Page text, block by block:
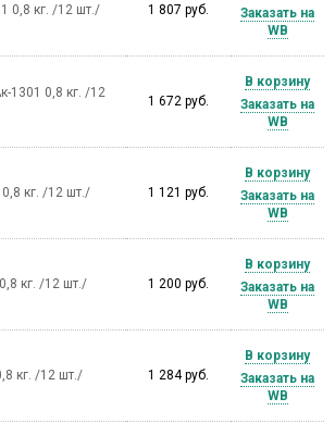
0,8 кг. /12 шт./ 1 807 руб.
Заказать на
WB
1301 0,8 кг. /12
1 672 руб.
В корзину
Заказать на
WB
кг. /12 шт./ 1 121 руб.
В корзину
Заказать на
WB
кг. /12 шт./ 1 200 руб.
В корзину
Заказать на
WB
кг. /12 шт./ 1 284 руб.
В корзину
Заказать на
WB